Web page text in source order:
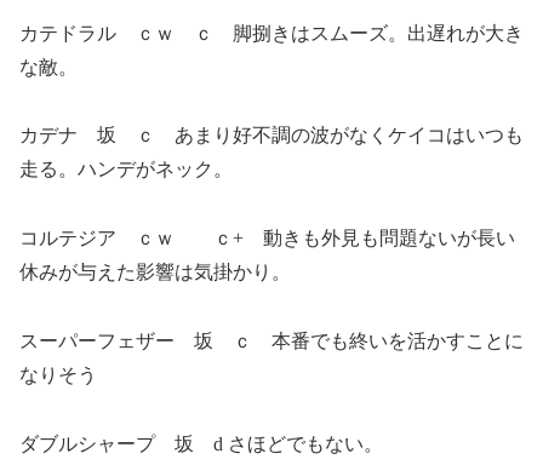
カテドラル ｃｗ ｃ 脚捌きはスムーズ。出遅れが大き
な敵。
カデナ 坂 ｃ あまり好不調の波がなくケイコはいつも
走る。ハンデがネック。
コルテジア ｃｗ ｃ+ 動きも外見も問題ないが長い
休みが与えた影響は気掛かり。
スーパーフェザー 坂 ｃ 本番でも終いを活かすことに
なりそう
ダブルシャープ 坂 d さほどでもない。